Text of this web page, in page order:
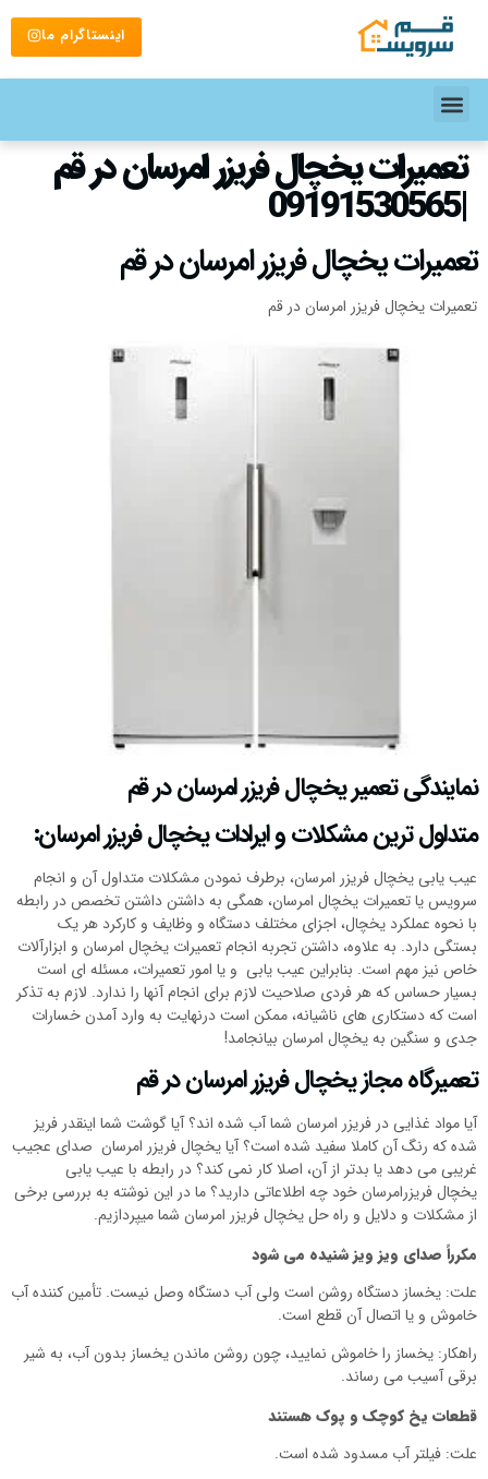
اینستاگرام ما
تعمیرات یخچال فریزر امرسان در قم
|09191530565
تعمیرات یخچال فریزر امرسان در قم
تعمیرات یخچال فریزر امرسان در قم
نمایندگی تعمیر یخچال فریزر امرسان در قم
متداول ترین مشکلات و ایرادات یخچال فریزر امرسان:
عیب یابی یخچال فریزر امرسان، برطرف نمودن مشکلات متداول آن و انجام
سرویس یا تعمیرات یخچال امرسان، همگی به داشتن داشتن تخصص در رابطه
با نحوه عملکرد یخچال، اجزای مختلف دستگاه و وظایف و کارکرد هر یک
بستگی دارد. به علاوه، داشتن تجربه انجام تعمیرات یخچال امرسان و ابزارآلات
خاص نیز مهم است. بنابراین عیب یابی و یا امور تعمیرات، مسئله ای است
بسیار حساس که هر فردی صلاحیت لازم برای انجام آنها را ندارد. لازم به تذکر
است که دستکاری های ناشیانه، ممکن است درنهایت به وارد آمدن خسارات
جدی و سنگین به یخچال امرسان بیانجامد!
تعمیرگاه مجاز یخچال فریزر امرسان در قم
آیا مواد غذایی در فریزر امرسان شما آب شده اند؟ آیا گوشت شما اینقدر فریز
شده که رنگ آن کاملا سفید شده است؟ آیا یخچال فریزر امرسان صدای عجیب
غریبی می دهد یا بدتر از آن، اصلا کار نمی کند؟ در رابطه با عیب یابی
یخچال فریزرامرسان خود چه اطلاعاتی دارید؟ ما در این نوشته به بررسی برخی
از مشکلات و دلایل و راه حل یخچال فریزر امرسان شما میپردازیم.
مکرراً صدای ویز ویز شنیده می شود
علت‌: یخساز دستگاه روشن است ولی آب دستگاه وصل نیست. تأمین کننده آب
خاموش و یا اتصال آن قطع است.
راهکار: یخساز را خاموش نمایید، چون روشن ماندن یخساز بدون آب، به شیر
برقی آسیب می رساند.
قطعات یخ کوچک و پوک هستند
علت‌: فیلتر آب مسدود شده است.